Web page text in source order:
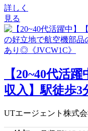
詳しく
見る
【20~40代活
収入】駅徒歩3
UTエージェント株式